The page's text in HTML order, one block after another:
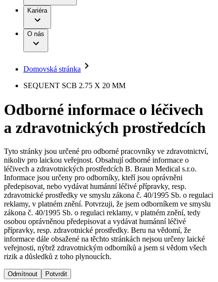
Léčba bolesti
Mimotělní očišťování krve
Neurochirurgie
Onkologie
Ortopedie
Páteřní chirurgie
Péče o rány
Prevence a kontrola infekcí
Uzavírání ran
Řešení
Terapie
Onemocnění
B. Braun Avitum
Dialyzační střediska​
B. Braun Avitum poskytuje kvalitní dialyzační péči ve všech
svých střediscích v České republice. Více informací se
dozvíte na stránkách jednotlivých středisek.
Práce a kariéra
Naše kultura
Vaše příležitost​
Nabídky pracovních míst
Objevte své kariérní příležitosti ​v B. Braun. Vyhledejte náš trh
práce​ pro zajímavé pozice.​
Odpovědnost
Média
Tiskové zprávy
Kontakt
Kontaktní formulář
Registrace k odběru newsletteru
Odpovědnost
Média
Kontakt
Kariéra
O nás
Domovská stránka
SEQUENT SCB 2.75 X 20 MM
Odborné informace o léčivech
a zdravotnických prostředcích
Tyto stránky jsou určené pro odborné pracovníky ve zdravotnictví,
nikoliv pro laickou veřejnost. Obsahují odborné informace o
léčivech a zdravotnických prostředcích B. Braun Medical s.r.o.
Informace jsou určeny pro odborníky, kteří jsou oprávněni
předepisovat, nebo vydávat humánní léčivé přípravky, resp.
zdravotnické prostředky ve smyslu zákona č. 40/1995 Sb. o regulaci
reklamy, v platném znění. Potvrzuji, že jsem odborníkem ve smyslu
zákona č. 40/1995 Sb. o regulaci reklamy, v platném znění, tedy
osobou oprávněnou předepisovat a vydávat humánní léčivé
přípravky, resp. zdravotnické prostředky. Beru na vědomí, že
informace dále obsažené na těchto stránkách nejsou určeny laické
veřejnosti, nýbrž zdravotnickým odborníků a jsem si vědom všech
rizik a důsledků z toho plynoucích.
Odmítnout Potvrdit